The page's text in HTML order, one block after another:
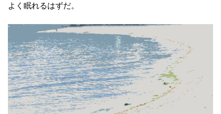
よく眠れるはずだ。